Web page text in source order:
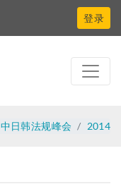
登录
中日韩法规峰会 2014